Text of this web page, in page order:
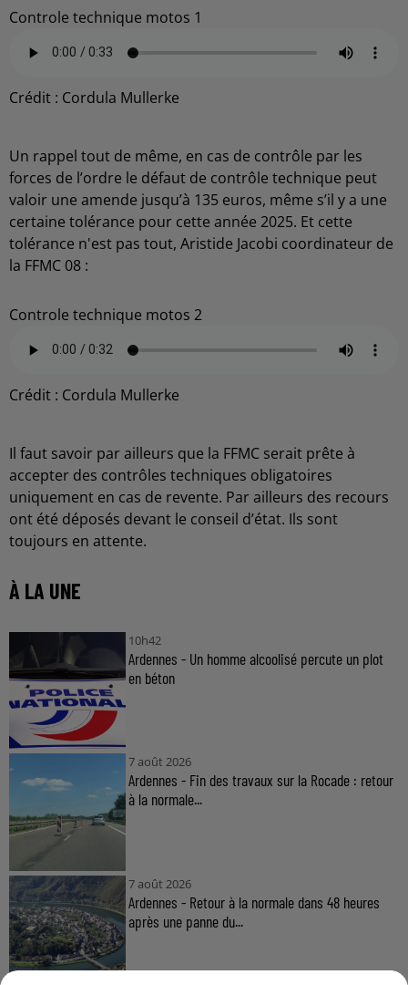
Controle technique motos 1
Crédit : Cordula Mullerke
Un rappel tout de même, en cas de contrôle par les
forces de l’ordre le défaut de contrôle technique peut
valoir une amende jusqu’à 135 euros, même s’il y a une
certaine tolérance pour cette année 2025. Et cette
tolérance n'est pas tout, Aristide Jacobi coordinateur de
la FFMC 08 :
Controle technique motos 2
Crédit : Cordula Mullerke
Il faut savoir par ailleurs que la FFMC serait prête à
accepter des contrôles techniques obligatoires
uniquement en cas de revente. Par ailleurs des recours
ont été déposés devant le conseil d’état. Ils sont
toujours en attente.
À LA UNE
10h42
Ardennes - Un homme alcoolisé percute un plot
en béton
7 août 2026
Ardennes - Fin des travaux sur la Rocade : retour
à la normale...
7 août 2026
Ardennes - Retour à la normale dans 48 heures
après une panne du...